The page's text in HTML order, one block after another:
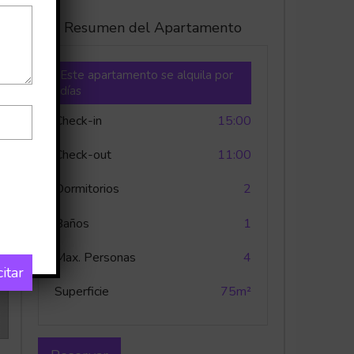
Resumen del Apartamento
Este apartamento se alquila por
días
Check-in
15:00
Check-out
11:00
Dormitorios
2
Baños
1
Max. Personas
4
Superficie
75m²